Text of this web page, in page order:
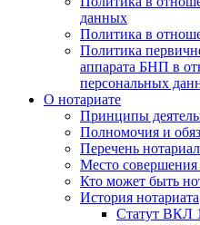
данных
Политика в
Политика
аппарата БНП в
персональных
О нотариате
Принципы
Полномочия и
Перечень
Место
Кто может быть
История нотариата
Статут ВКЛ